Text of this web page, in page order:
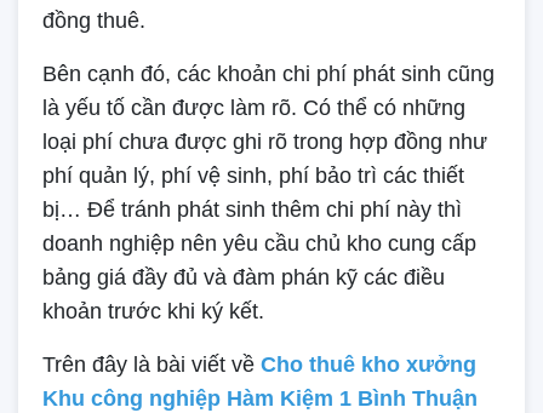
đồng thuê.
Bên cạnh đó, các khoản chi phí phát sinh cũng
là yếu tố cần được làm rõ. Có thể có những
loại phí chưa được ghi rõ trong hợp đồng như
phí quản lý, phí vệ sinh, phí bảo trì các thiết
bị… Để tránh phát sinh thêm chi phí này thì
doanh nghiệp nên yêu cầu chủ kho cung cấp
bảng giá đầy đủ và đàm phán kỹ các điều
khoản trước khi ký kết.
Trên đây là bài viết về Cho thuê kho xưởng
Khu công nghiệp Hàm Kiệm 1 Bình Thuận